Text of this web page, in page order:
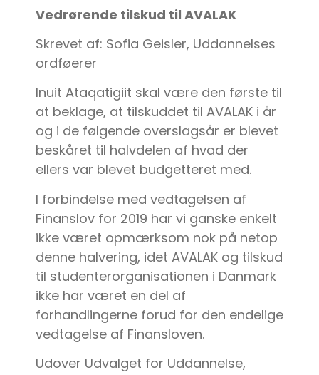
Vedrørende tilskud til AVALAK
Skrevet af: Sofia Geisler, Uddannelses
ordføerer
Inuit Ataqatigiit skal være den første til
at beklage, at tilskuddet til AVALAK i år
og i de følgende overslagsår er blevet
beskåret til halvdelen af hvad der
ellers var blevet budgetteret med.
I forbindelse med vedtagelsen af
Finanslov for 2019 har vi ganske enkelt
ikke været opmærksom nok på netop
denne halvering, idet AVALAK og tilskud
til studenterorganisationen i Danmark
ikke har været en del af
forhandlingerne forud for den endelige
vedtagelse af Finansloven.
Udover Udvalget for Uddannelse,